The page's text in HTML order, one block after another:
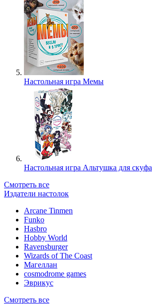
Настольная игра Мемы
Настольная игра Альтушка для скуфа
Смотреть все
Издатели настолок
Arcane Tinmen
Funko
Hasbro
Hobby World
Ravensburger
Wizards of The Coast
Магеллан
сosmodrome games
Эврикус
Смотреть все